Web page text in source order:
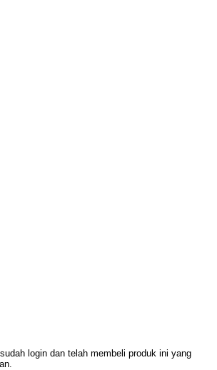
login dan telah membeli produk ini yang